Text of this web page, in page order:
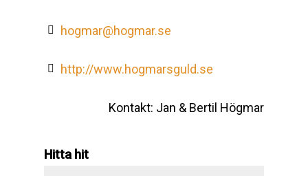
hogmar@hogmar.se
http://www.hogmarsguld.se
Kontakt: Jan & Bertil Högmar
Hitta hit